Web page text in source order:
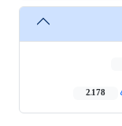
2,178